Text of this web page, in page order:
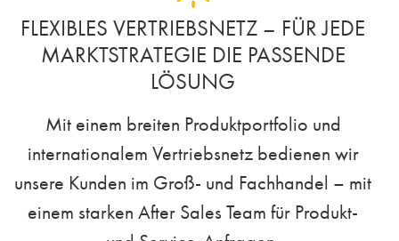
FLEXIBLES VERTRIEBSNETZ – FÜR JEDE
MARKTSTRATEGIE DIE PASSENDE
LÖSUNG
Mit einem breiten Produktportfolio und
internationalem Vertriebsnetz bedienen wir
unsere Kunden im Groß- und Fachhandel – mit
einem starken After Sales Team für Produkt-